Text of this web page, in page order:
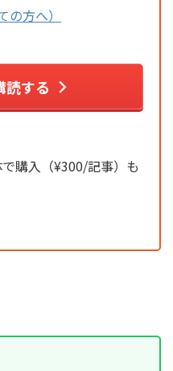
方へ）
読する
購入（¥300/記事）も